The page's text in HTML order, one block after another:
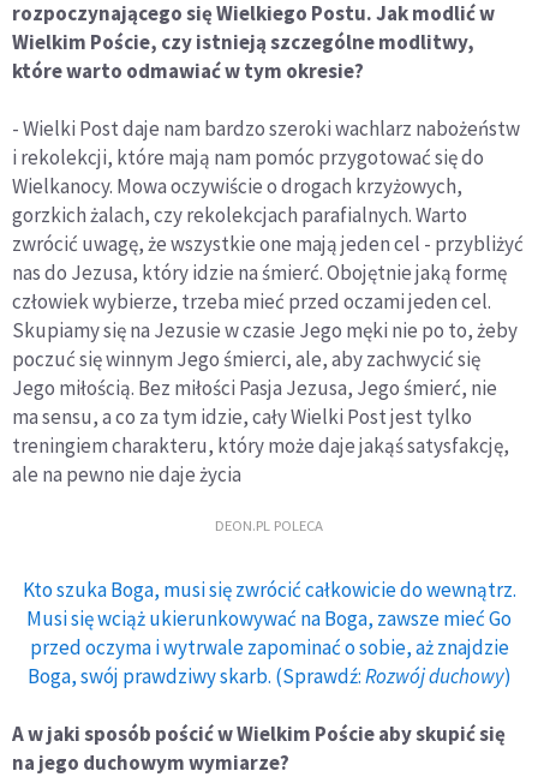
rozpoczynającego się Wielkiego Postu. Jak modlić w
Wielkim Poście, czy istnieją szczególne modlitwy,
które warto odmawiać w tym okresie?
- Wielki Post daje nam bardzo szeroki wachlarz nabożeństw
i rekolekcji, które mają nam pomóc przygotować się do
Wielkanocy. Mowa oczywiście o drogach krzyżowych,
gorzkich żalach, czy rekolekcjach parafialnych. Warto
zwrócić uwagę, że wszystkie one mają jeden cel - przybliżyć
nas do Jezusa, który idzie na śmierć. Obojętnie jaką formę
człowiek wybierze, trzeba mieć przed oczami jeden cel.
Skupiamy się na Jezusie w czasie Jego męki nie po to, żeby
poczuć się winnym Jego śmierci, ale, aby zachwycić się
Jego miłością. Bez miłości Pasja Jezusa, Jego śmierć, nie
ma sensu, a co za tym idzie, cały Wielki Post jest tylko
treningiem charakteru, który może daje jakąś satysfakcję,
ale na pewno nie daje życia
DEON.PL POLECA
Kto szuka Boga, musi się zwrócić całkowicie do wewnątrz.
Musi się wciąż ukierunkowywać na Boga, zawsze mieć Go
przed oczyma i wytrwale zapominać o sobie, aż znajdzie
Boga, swój prawdziwy skarb. (Sprawdź:Rozwój duchowy)
A w jaki sposób pościć w Wielkim Poście aby skupić się
na jego duchowym wymiarze?